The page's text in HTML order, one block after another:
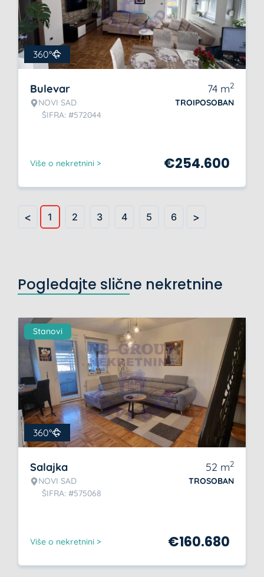
360°
Bulevar
NOVI SAD
ŠIFRA: #572044
74 m2
TROIPOSOBAN
Više o nekretnini > €254.600
< 1 2 3 4 5 6 >
Pogledajte slične nekretnine
Stanovi
360°
Salajka
NOVI SAD
ŠIFRA: #575068
52 m2
TROSOBAN
Više o nekretnini > €160.680